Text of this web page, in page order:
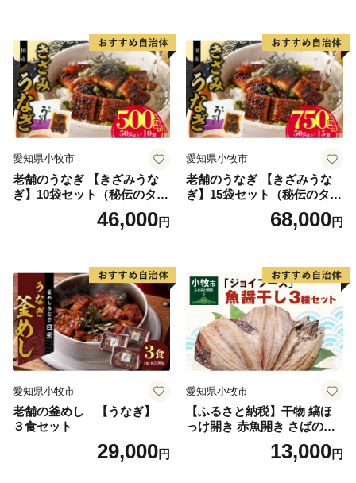
り寄せグルメ 愛知県 小牧市
送料無料
愛知県小牧市
老舗のうなぎ 【きざみうな
ぎ】10袋セット（秘伝のタレ
46,000円
愛知県小牧市
老舗のうなぎ 【きざみうな
ぎ】15袋セット（秘伝のタレ
68,000円
愛知県小牧市
老舗の釜めし 【うなぎ】
３食セット
29,000円
愛知県小牧市
【ふるさと納税】干物 縞ほ
っけ開き 赤魚開き さばの開
き 魚醤干し 3種 セット 詰め
合わせ 魚 おかず 肉厚 おいし
13,000円